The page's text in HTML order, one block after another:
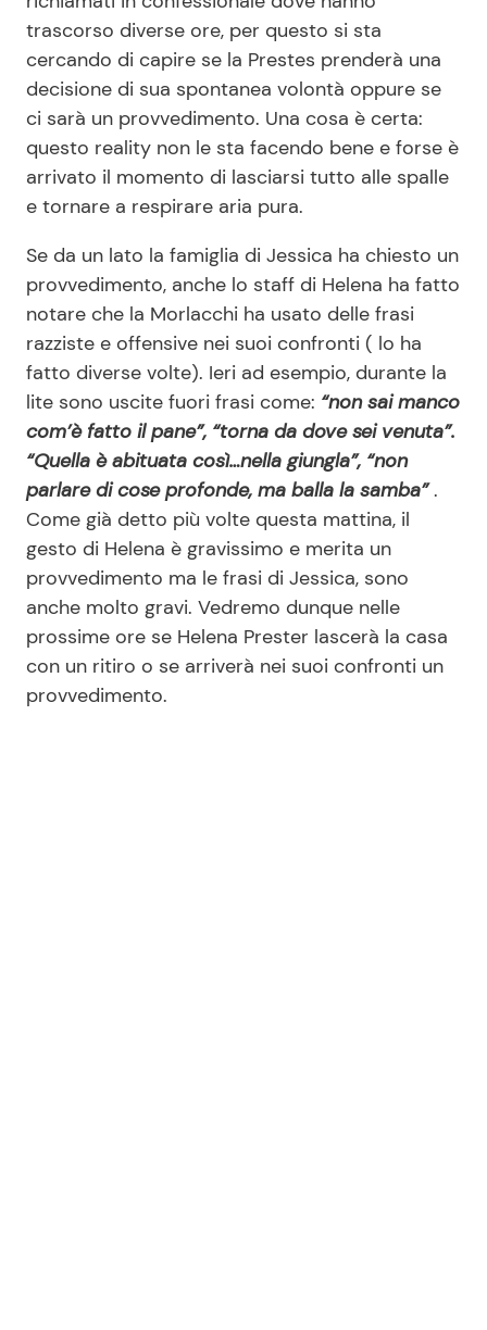
trascorso diverse ore, per questo si sta
cercando di capire se la Prestes prenderà una
decisione di sua spontanea volontà oppure se
ci sarà un provvedimento. Una cosa è certa:
questo reality non le sta facendo bene e forse è
arrivato il momento di lasciarsi tutto alle spalle
e tornare a respirare aria pura.
Se da un lato la famiglia di Jessica ha chiesto un
provvedimento, anche lo staff di Helena ha fatto
notare che la Morlacchi ha usato delle frasi
razziste e offensive nei suoi confronti ( lo ha
fatto diverse volte). Ieri ad esempio, durante la
lite sono uscite fuori frasi come: “non sai manco
com’è fatto il pane”, “torna da dove sei venuta”.
“Quella è abituata così…nella giungla”, “non
parlare di cose profonde, ma balla la samba”.
Come già detto più volte questa mattina, il
gesto di Helena è gravissimo e merita un
provvedimento ma le frasi di Jessica, sono
anche molto gravi. Vedremo dunque nelle
prossime ore se Helena Prester lascerà la casa
con un ritiro o se arriverà nei suoi confronti un
provvedimento.